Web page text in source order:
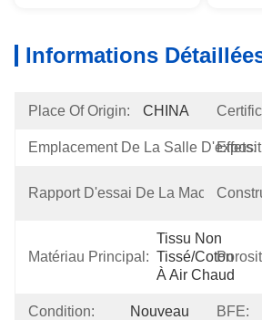
Informations
Place Of Origin: CHINA
Emplacement De La Salle Effets:
Rapport D'essai De La Machine:
Matériau Principal:
Tissu Non
Tissé/coton
À Air Chaud
Condition: Nouveau BFE: